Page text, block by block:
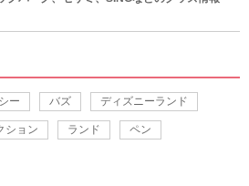
ー バズ ディズニーランド
ション ランド ペン